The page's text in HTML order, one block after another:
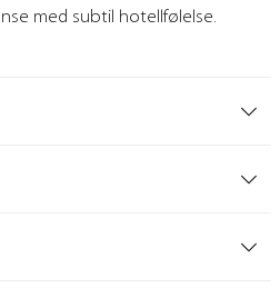
med subtil hotellfølelse.